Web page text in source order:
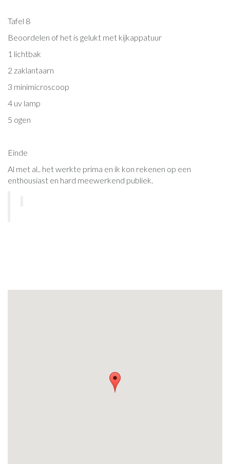
Tafel 8
Beoordelen of het is gelukt met kijkappatuur
1 lichtbak
2 zaklantaarn
3 minimicroscoop
4 uv lamp
5 ogen
Einde
Al met al.. het werkte prima en ik kon rekenen op een
enthousiast en hard meewerkend publiek.